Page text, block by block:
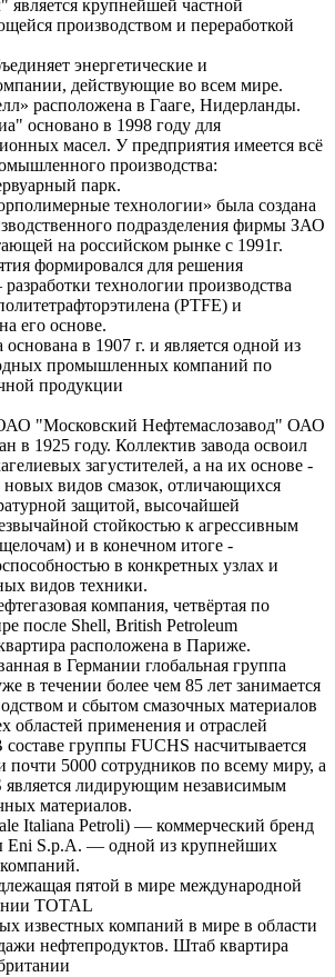
крупнейшей частной
производством и переработкой
энергетические и
действующие во всем мире.
расположена в Гааге, Нидерланды.
основано в 1998 году для
масел. У предприятия имеется всё
производства:
парк.
технологии» была создана
подразделения фирмы ЗАО
на российском рынке с 1991г.
формировался для решения
технологии производства
(PTFE) и
его основе.
в 1907 г. и является одной из
промышленных компаний по
продукции
"Московский Нефтемаслозавод" ОАО
1925 году. Коллектив завода освоил
загустителей, а на их основе -
видов смазок, отличающихся
защитой, высочайшей
стойкостью к агрессивным
и в конечном итоге -
в конкретных узлах и
видов техники.
компания, четвёртая по
после Shell, British Petroleum
расположена в Париже.
в Германии глобальная группа
в течении более чем 85 лет занимается
и сбытом смазочных материалов
областей применения и отраслей
группы FUCHS насчитывается
почти 5000 сотрудников по всему миру, а
является лидирующим независимым
материалов.
Italiana Petroli) — коммерческий бренд
Eni S.p.A. — одной из крупнейших
пятой в мире международной
TOTAL
известных компаний в мире в области
нефтепродуктов. Штаб квартира